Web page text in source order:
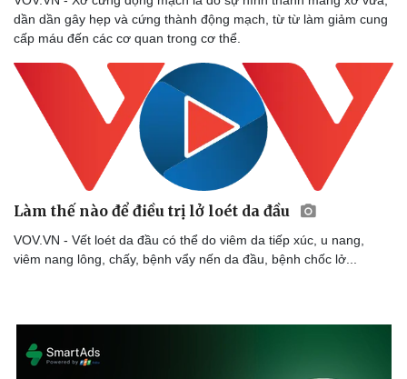
dần dần gây hẹp và cứng thành động mạch, từ từ làm giảm cung
cấp máu đến các cơ quan trong cơ thể.
Làm thế nào để điều trị lở loét da đầu
VOV.VN - Vết loét da đầu có thể do viêm da tiếp xúc, u nang,
viêm nang lông, chấy, bệnh vẩy nến da đầu, bệnh chốc lở...